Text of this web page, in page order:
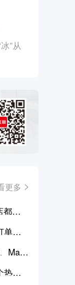
”从
更多
都只
单大
Man
热门